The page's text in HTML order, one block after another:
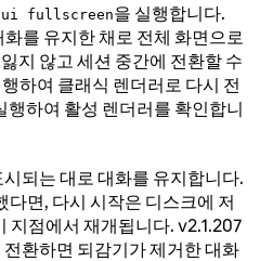
fullscreen을 실행합니다.
를 유지한 채로 전체 화면으로
지 않고 세션 중간에 전환할 수
하여 클래식 렌더러로 다시 전
행하여 활성 렌더러를 확인합니
되는 대로 대화를 유지합니다.
다면, 다시 시작은 디스크에 저
지점에서 재개됩니다. v2.1.207
환하면 되감기가 제거한 대화